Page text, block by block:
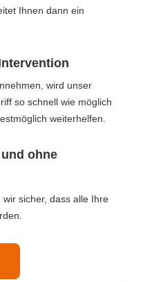
Ihnen dann ein
wird unser
so schnell wie möglich
weiterhelfen.
ohne
sicher, dass alle Ihre